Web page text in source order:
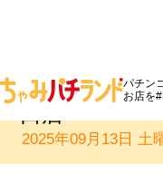
パチン
お店を
ちゃみパチラ
2025年09月13日 土